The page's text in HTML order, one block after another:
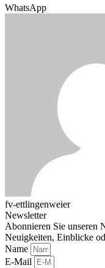
WhatsApp
fv-ettlingenweier
Newsletter
Abonnieren Sie unseren
Neuigkeiten, Einblicke
Name
E-Mail